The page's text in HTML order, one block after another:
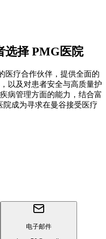
选择 PMG医院
医疗合作伙伴，提供全面的
以及对患者安全与高质量护
病管理方面的能力，结合富
院成为寻求在曼谷接受医疗
电子邮件